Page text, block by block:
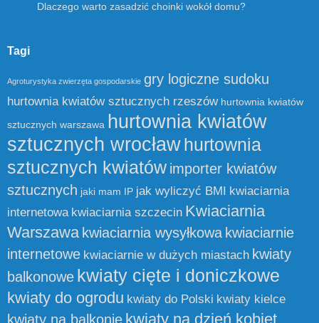
Dlaczego warto zasadzić choinki wokół domu?
Tagi
Agroturystyka zwierzęta gospodarskie gry logiczne sudoku
hurtownia kwiatów sztucznych rzeszów hurtownia kwiatów
sztucznych warszawa hurtownia kwiatów
sztucznych wrocławhurtownia
sztucznych kwiatów importer kwiatów
sztucznych jaki mam IP jak wyliczyć BMI kwiaciarnia
internetowa kwiaciarnia szczecin Kwiaciarnia
Warszawa kwiaciarnia wysyłkowa kwiaciarnie
internetowe kwiaciarnie w dużych miastach kwiaty
balkonowe kwiaty cięte i doniczkowe
kwiaty do ogrodu kwiaty do Polski kwiaty kielce
kwiaty na balkonie kwiaty na dzień kobiet